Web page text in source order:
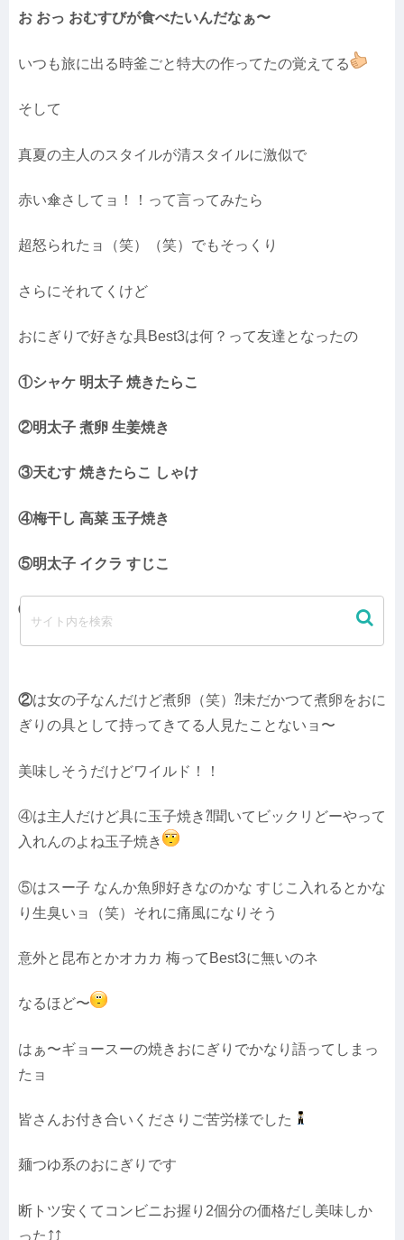
お おっ おむすびが食べたいんだなぁ〜
いつも旅に出る時釜ごと特大の作ってたの覚えてる
そして
真夏の主人のスタイルが清スタイルに激似で
赤い傘さしてョ！！って言ってみたら
超怒られたョ（笑）（笑）でもそっくり
さらにそれてくけど
おにぎりで好きな具Best3は何？って友達となったの
①シャケ 明太子 焼きたらこ
②明太子 煮卵 生姜焼き
③天むす 焼きたらこ しゃけ
④梅干し 高菜 玉子焼き
⑤明太子 イクラ すじこ
⑥焼きたらこ シャケ 五目飯
②は女の子なんだけど煮卵（笑）⁈未だかつて煮卵をおに
ぎりの具として持ってきてる人見たことないョ〜
美味しそうだけどワイルド！！
④は主人だけど具に玉子焼き⁈聞いてビックリ どーやって
入れんのよね玉子焼き
⑤はスー子 なんか魚卵好きなのかな すじこ入れるとかな
り生臭いョ（笑）それに痛風になりそう
意外と昆布とかオカカ 梅ってBest3に無いのネ
なるほど〜
はぁ〜ギョースーの焼きおにぎりでかなり語ってしまっ
たョ
皆さんお付き合いくださりご苦労様でした
麺つゆ系のおにぎりです
断トツ安くてコンビニお握り2個分の価格だし美味しか
った⤴︎⤴︎